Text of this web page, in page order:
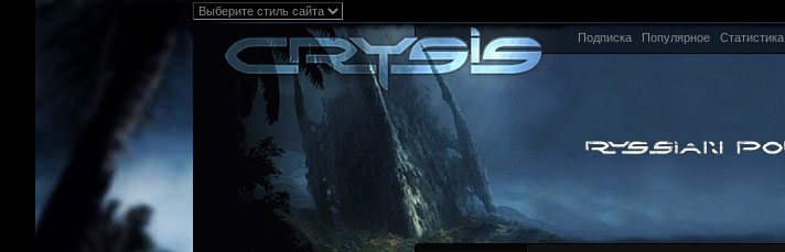
Подписка Популярное Статистика